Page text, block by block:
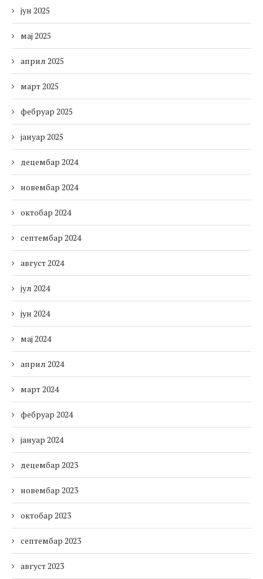
јун 2025
мај 2025
април 2025
март 2025
фебруар 2025
јануар 2025
децембар 2024
новембар 2024
октобар 2024
септембар 2024
август 2024
јул 2024
јун 2024
мај 2024
април 2024
март 2024
фебруар 2024
јануар 2024
децембар 2023
новембар 2023
октобар 2023
септембар 2023
август 2023